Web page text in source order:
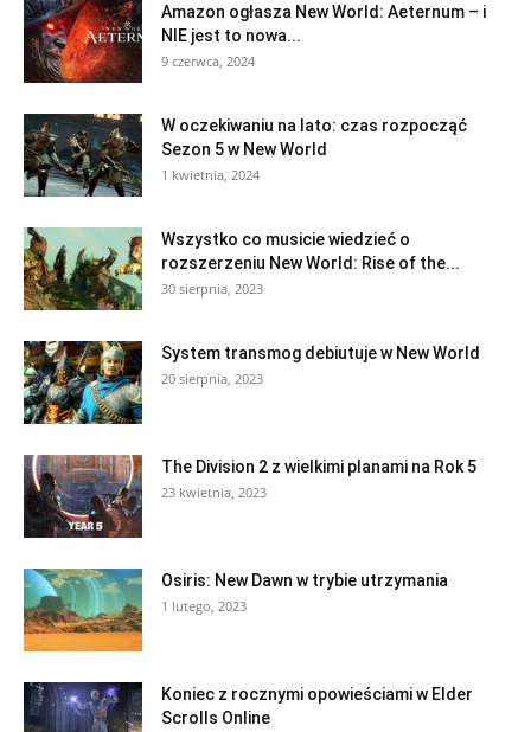
Amazon ogłasza New World: Aeternum – i
NIE jest to nowa...
9 czerwca, 2024
W oczekiwaniu na lato: czas rozpocząć
Sezon 5 w New World
1 kwietnia, 2024
Wszystko co musicie wiedzieć o
rozszerzeniu New World: Rise of the...
30 sierpnia, 2023
System transmog debiutuje w New World
20 sierpnia, 2023
The Division 2 z wielkimi planami na Rok 5
23 kwietnia, 2023
Osiris: New Dawn w trybie utrzymania
1 lutego, 2023
Koniec z rocznymi opowieściami w Elder
Scrolls Online